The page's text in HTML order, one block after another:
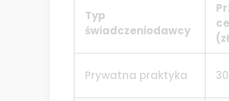
Typ
świadczeniodawcy
Prywatna praktyka